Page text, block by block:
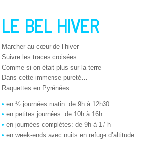
LE BEL HIVER
Marcher au cœur de l’hiver
Suivre les traces croisées
Comme si on était plus sur la terre
Dans cette immense pureté…
Raquettes en Pyrénées
• en ½ journées matin: de 9h à 12h30
• en petites journées: de 10h à 16h
• en journées complètes: de 9h à 17 h
• en week-ends avec nuits en refuge d’altitude